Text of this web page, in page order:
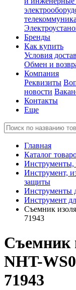
Бренды
Как купить
Условия
Обмен и
Компания
Реквизиты
новости
Контакты
Еще
Главная
Каталог
Инструменты,
Инструмент,
защиты
Инструменты
Инструмент
Съемник
71943
Съемник
NHT-
71943